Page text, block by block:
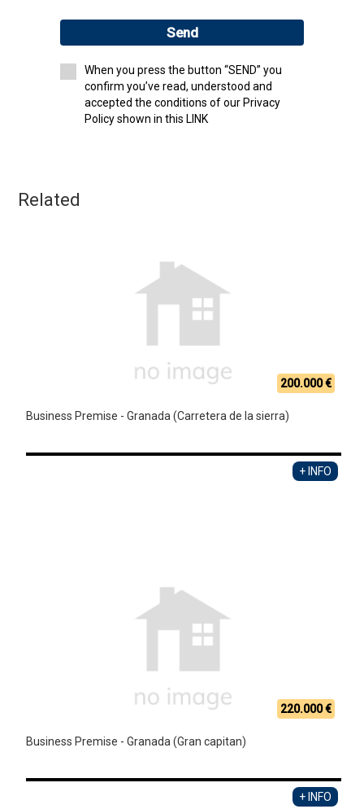
Send
When you press the button “SEND” you
confirm you’ve read, understood and
accepted the conditions of our Privacy
Policy shown in this LINK
Related
200.000 €
Business Premise - Granada (Carretera de la sierra)
+ INFO
220.000 €
Business Premise - Granada (Gran capitan)
+ INFO